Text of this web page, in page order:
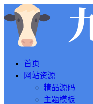
首页
网站资源
精品源码
主题模板